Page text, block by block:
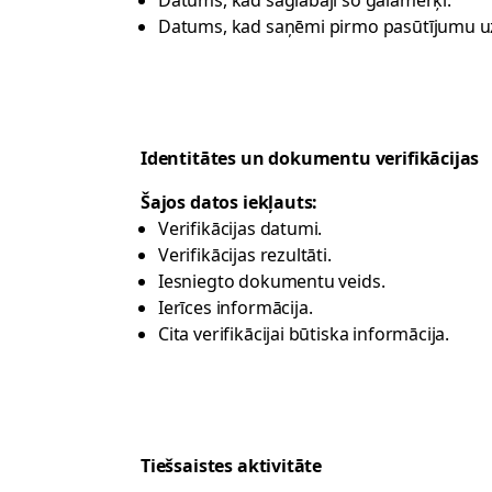
Datums, kad saņēmi pirmo pasūtījumu
Identitātes un dokumentu verifikācijas
Šajos datos iekļauts:
Verifikācijas datumi.
Verifikācijas rezultāti.
Iesniegto dokumentu veids.
Ierīces informācija.
Cita verifikācijai būtiska informācija.
Tiešsaistes aktivitāte